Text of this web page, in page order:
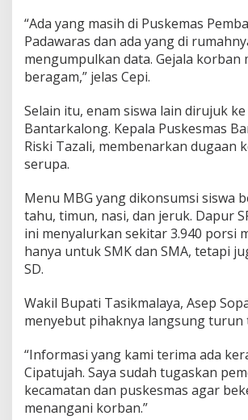
“Ada yang masih di Puskemas
Padawaras dan ada yang di
mengumpulkan data. Gejala korban
beragam,” jelas Cepi.
Selain itu, enam siswa lain dirujuk
Bantarkalong. Kepala Puskesmas
Riski Tazali, membenarkan dugaan
serupa.
Menu MBG yang dikonsumsi siswa
tahu, timun, nasi, dan jeruk. Dapur
ini menyalurkan sekitar 3.940 porsi
hanya untuk SMK dan SMA, tetapi
SD.
Wakil Bupati Tasikmalaya, Asep
menyebut pihaknya langsung turun
“Informasi yang kami terima ada
Cipatujah. Saya sudah tugaskan
kecamatan dan puskesmas agar
menangani korban.”